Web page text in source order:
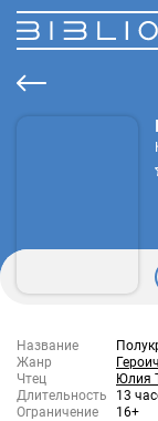
Название
Жанр
Чтец
Юлия
Длительность
13
Ограничение
16+